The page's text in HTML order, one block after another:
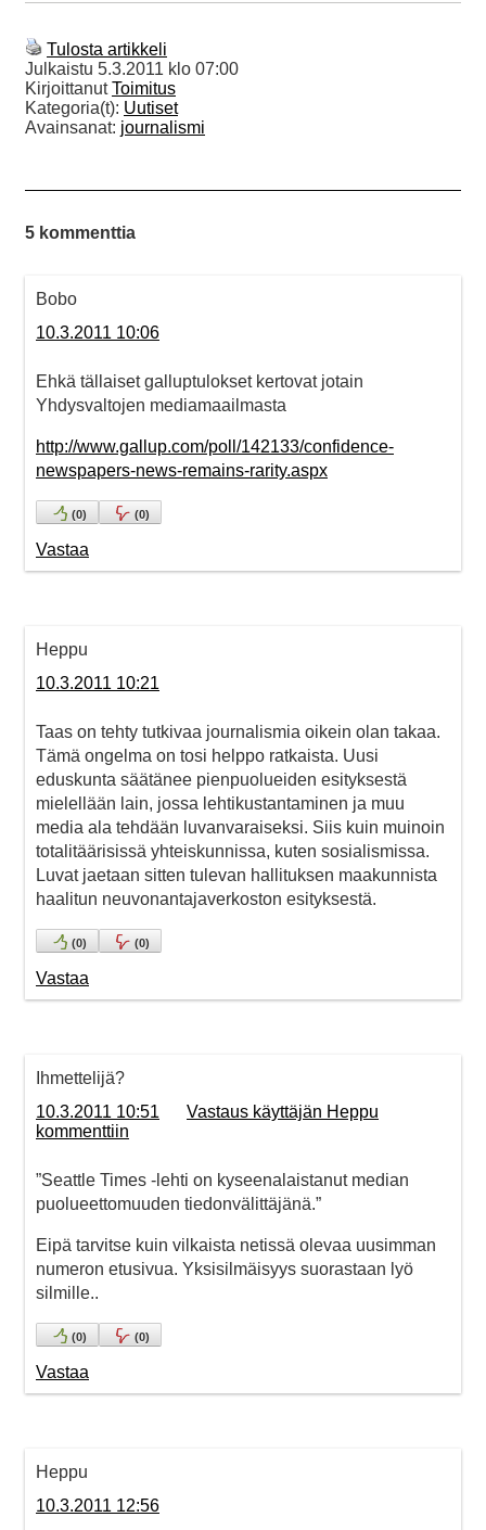
Tulosta artikkeli
Julkaistu 5.3.2011 klo 07:00
KirjoittanutToimitus
Kategoria(t): Uutiset
Avainsanat: journalismi
5 kommenttia
Bobo
10.3.2011 10:06
Ehkä tällaiset galluptulokset kertovat jotain
Yhdysvaltojen mediamaailmasta
http://www.gallup.com/poll/142133/confidence-
newspapers-news-remains-rarity.aspx
(0) (0)
Vastaa
Heppu
10.3.2011 10:21
Taas on tehty tutkivaa journalismia oikein olan takaa.
Tämä ongelma on tosi helppo ratkaista. Uusi
eduskunta säätänee pienpuolueiden esityksestä
mielellään lain, jossa lehtikustantaminen ja muu
media ala tehdään luvanvaraiseksi. Siis kuin muinoin
totalitäärisissä yhteiskunnissa, kuten sosialismissa.
Luvat jaetaan sitten tulevan hallituksen maakunnista
haalitun neuvonantajaverkoston esityksestä.
(0) (0)
Vastaa
Ihmettelijä?
10.3.2011 10:51
Vastaus käyttäjän Heppu
kommenttiin
”Seattle Times -lehti on kyseenalaistanut median
puolueettomuuden tiedonvälittäjänä.”
Eipä tarvitse kuin vilkaista netissä olevaa uusimman
numeron etusivua. Yksisilmäisyys suorastaan lyö
silmille..
(0) (0)
Vastaa
Heppu
10.3.2011 12:56